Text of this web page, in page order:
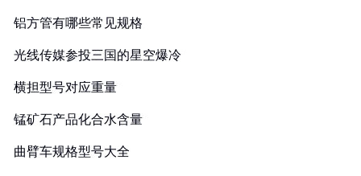
铝方管有哪些常见规格
光线传媒参投三国的星空爆冷
横担型号对应重量
锰矿石产品化合水含量
曲臂车规格型号大全